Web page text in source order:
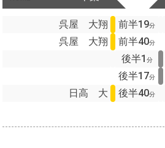
呉屋 大翔 前半19分
呉屋 大翔 前半40分
後半1 分
後半17分
日高 大
後半40分